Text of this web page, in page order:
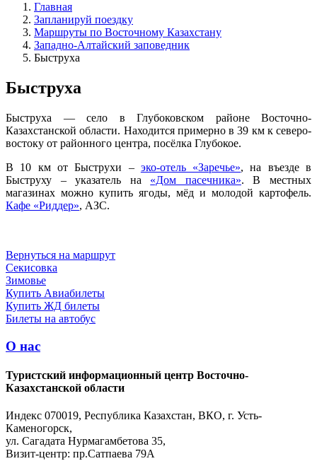
Главная
Запланируй поездку
Маршруты по Восточному Казахстану
Западно-Алтайский заповедник
Быструха
Быструха
Быструха — село в Глубоковском районе Восточно-
Казахстанской области. Находится примерно в 39 км к северо-
востоку от районного центра, посёлка Глубокое.
В 10 км от Быструхи – эко-отель «Заречье», на въезде в
Быструху – указатель на «Дом пасечника». В местных
магазинах можно купить ягоды, мёд и молодой картофель.
Кафе «Риддер», АЗС.
Вернуться на маршрут
Секисовка
Зимовье
Купить Авиабилеты
Купить ЖД билеты
Билеты на автобус
О нас
Туристский информационный центр Восточно-
Казахстанской области
Индекс 070019, Республика Казахстан, ВКО, г. Усть-
Каменогорск,
ул. Сагадата Нурмагамбетова 35,
Визит-центр: пр.Сатпаева 79А